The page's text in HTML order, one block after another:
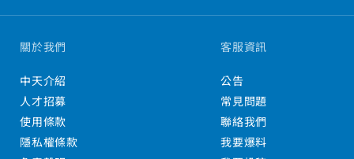
關於我們
中天介紹
人才招募
使用條款
隱私權條款
客服資訊
公告
常見問題
聯絡我們
我要爆料